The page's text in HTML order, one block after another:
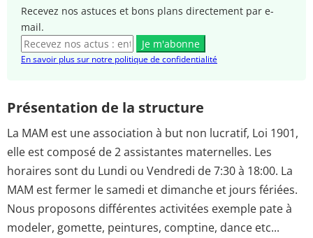
Recevez nos astuces et bons plans directement par e-
mail.
Je m'abonne
En savoir plus sur notre politique de confidentialité
Présentation de la structure
La MAM est une association à but non lucratif, Loi 1901,
elle est composé de 2 assistantes maternelles. Les
horaires sont du Lundi ou Vendredi de 7:30 à 18:00. La
MAM est fermer le samedi et dimanche et jours fériées.
Nous proposons différentes activitées exemple pate à
modeler, gomette, peintures, comptine, dance etc...